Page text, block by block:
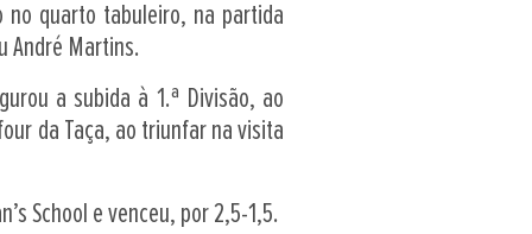
no quarto tabuleiro, na partida
André Martins.
a subida à 1.ª Divisão, ao
da Taça, ao triunfar na visita
School e venceu, por 2,5-1,5.